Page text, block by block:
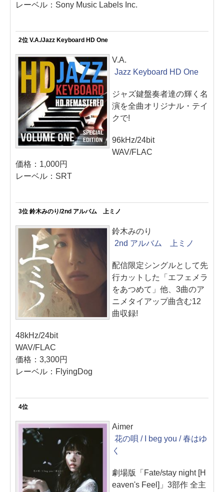
レーベル：Sony Music Labels Inc.
2位 V.A./Jazz Keyboard HD One
V.A.
Jazz Keyboard HD One
ジャズ鍵盤奏者達の輝く名
演を全曲オリジナル・テイ
クで!
96kHz/24bit
WAV/FLAC
価格：1,000円
レーベル：SRT
3位 鈴木みのり/2nd アルバム 上ミノ
鈴木みのり
2nd アルバム 上ミノ
配信限定シングルとして先
行カットした「エフェメラ
をあつめて」他、3曲のア
ニメタイアップ曲含む12
曲収録!
48kHz/24bit
WAV/FLAC
価格：3,300円
レーベル：FlyingDog
4位
Aimer
花の唄 / I beg you / 春はゆ
く
劇場版「Fate/stay night [H
eaven's Feel]」3部作 全主